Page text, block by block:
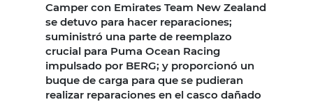
Camper con Emirates Team New Zealand
se detuvo para hacer reparaciones;
suministró una parte de reemplazo
crucial para Puma Ocean Racing
impulsado por BERG; y proporcionó un
buque de carga para que se pudieran
realizar reparaciones en el casco dañado